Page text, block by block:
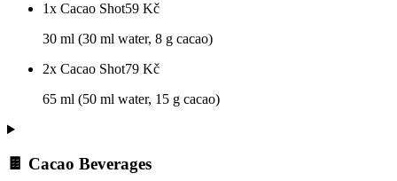
1x Cacao Shot59 Kč
30 ml (30 ml water, 8 g cacao)
2x Cacao Shot79 Kč
65 ml (50 ml water, 15 g cacao)
🍫 Cacao Beverages